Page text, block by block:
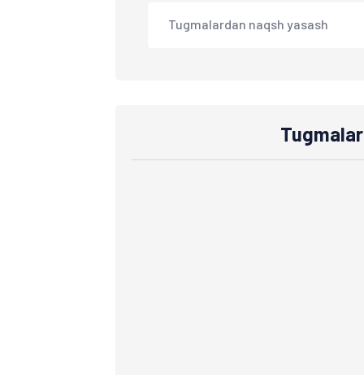
Tugmalardan naqsh yasash